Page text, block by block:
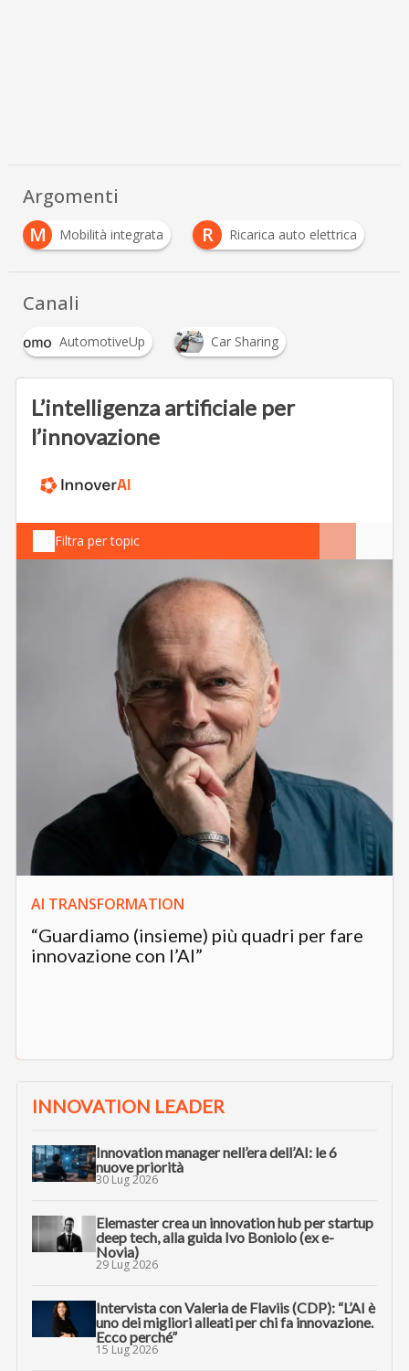
Argomenti
M
Mobilità integrata R Ricarica auto elettrica
Canali
AutomotiveUp Car Sharing
L’intelligenza artificiale per
l’innovazione
Filtra per topic
AI TRANSFORMATION
“Guardiamo (insieme) più quadri per fare
innovazione con l’AI”
INNOVATION LEADER
Innovation manager nell’era dell’AI: le 6
nuove priorità
30 Lug 2026
Elemaster crea un innovation hub per startup
deep tech, alla guida Ivo Boniolo (ex e-
Novia)
29 Lug 2026
Intervista con Valeria de Flaviis (CDP): “L’AI è
uno dei migliori alleati per chi fa innovazione.
Ecco perché”
15 Lug 2026